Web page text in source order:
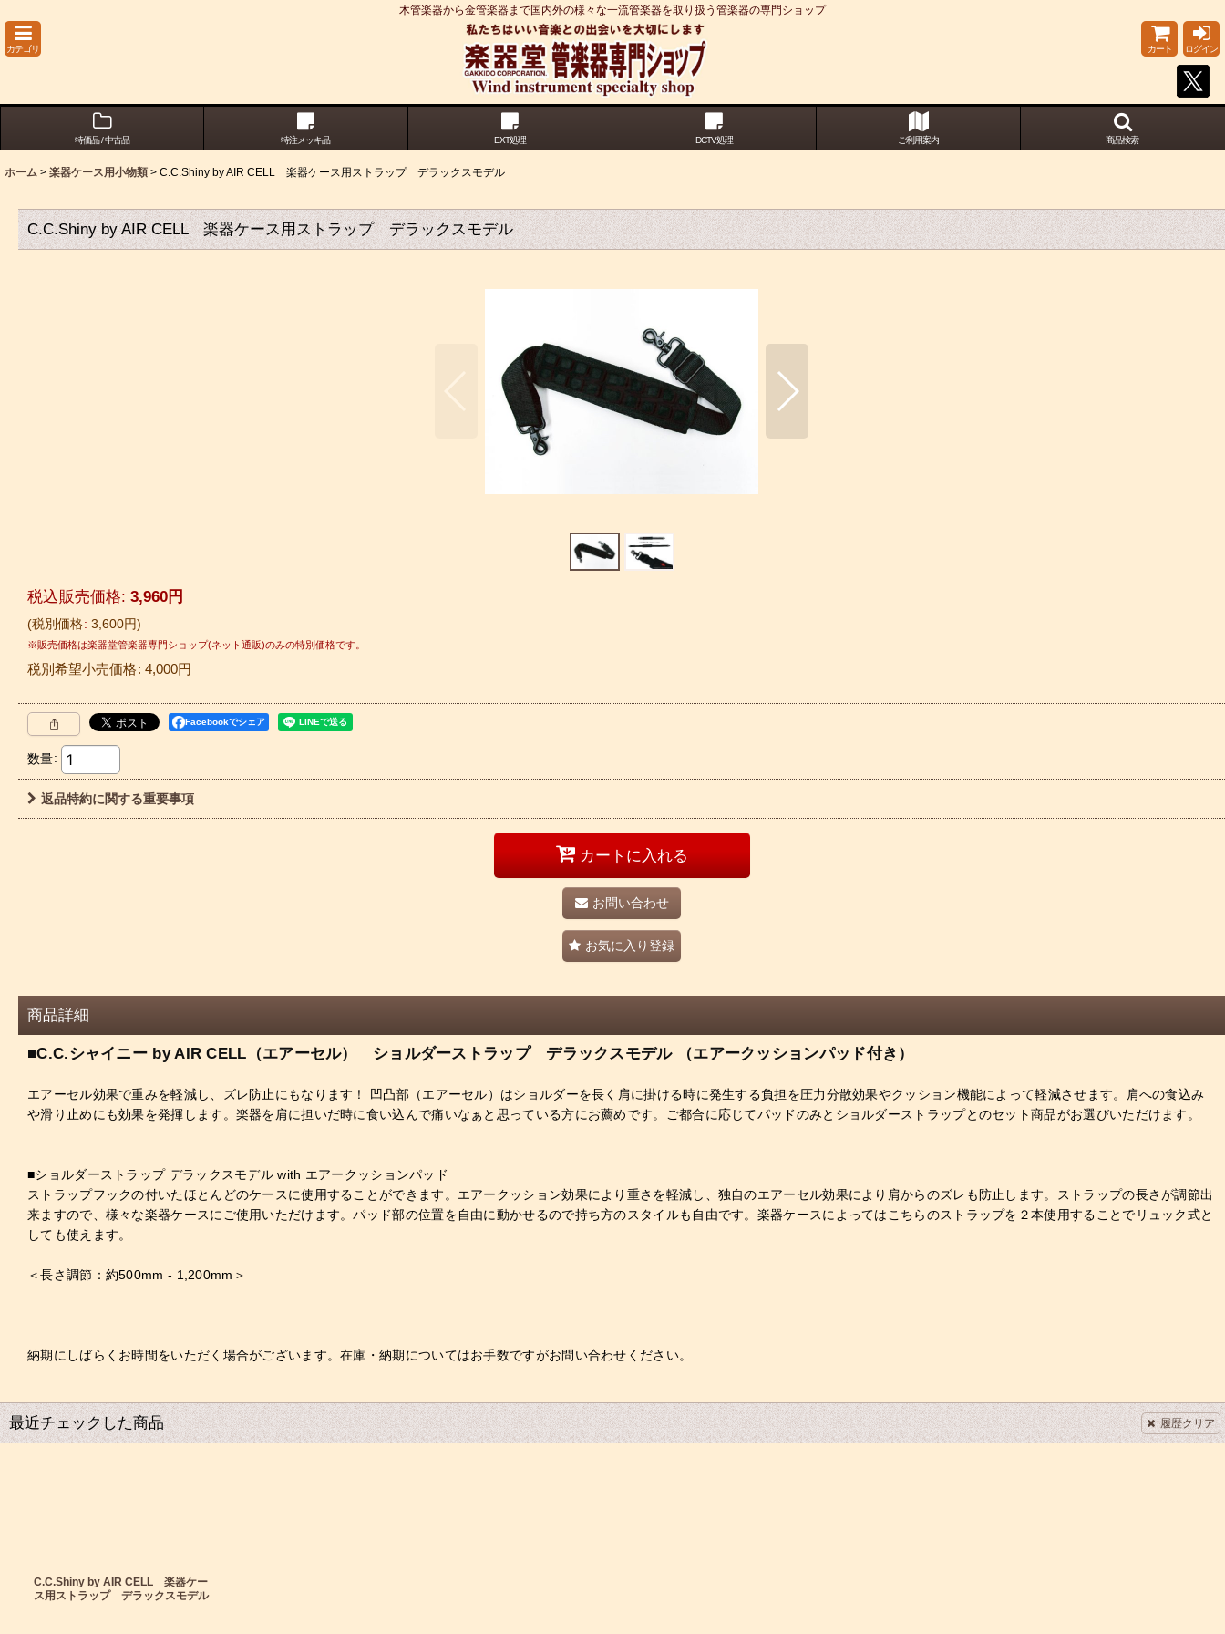
木管楽器から金管楽器まで国内外の様々な一流管楽器を取り扱う管楽器の専門ショップ
カテゴリ カート ログイン
特価品 / 中古品 特注メッキ品 EXT処理 DCTV処理 ご利用案内 商品検索
ホーム > 楽器ケース用小物類 > C.C.Shiny by AIR CELL 楽器ケース用ストラップ デラックスモデル
C.C.Shiny by AIR CELL 楽器ケース用ストラップ デラックスモデル
税別価格: 3,600円
税込 : 3,960円
税別希望小売価格: 4,000円
Facebookでシェア
数量:
返品特約に関する重要事項
カートに入れる
お問い合わせ
お気に入り登録
商品詳細
■C.C.シャイニー by AIR CELL（エアーセル） ショルダーストラップ デラックスモデル （エアークッションパッド付き）
エアーセル効果で重みを軽減し、ズレ防止にもなります！ 凹凸部（エアーセル）はショルダーを長く肩に掛ける時に発生する負担を圧力分散効果やクッション機能によって軽減させます。肩への食込み
や滑り止めにも効果を発揮します。楽器を肩に担いだ時に食い込んで痛いなぁと思っている方にお薦めです。ご都合に応じてパッドのみとショルダーストラップとのセット商品がお選びいただけます。
■ショルダーストラップ デラックスモデル with エアークッションパッド
ストラップフックの付いたほとんどのケースに使用することができます。エアークッション効果により重さを軽減し、独自のエアーセル効果により肩からのズレも防止します。ストラップの長さが調節出
来ますので、様々な楽器ケースにご使用いただけます。パッド部の位置を自由に動かせるので持ち方のスタイルも自由です。楽器ケースによってはこちらのストラップを２本使用することでリュック式と
しても使えます。
＜長さ調節：約500mm - 1,200mm＞
納期にしばらくお時間をいただく場合がございます。在庫・納期についてはお手数ですがお問い合わせください。
最近チェックした商品 履歴クリア
C.C.Shiny by AIR CELL 楽器ケー
ス用ストラップ デラックスモデル